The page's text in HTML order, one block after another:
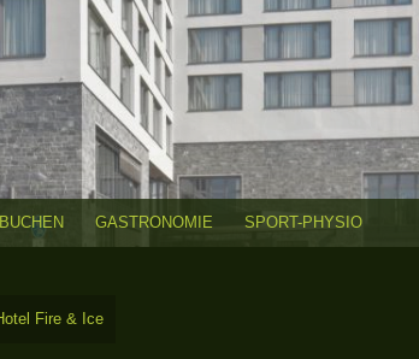
BUCHEN GASTRONOMIE SPORT-PHYSIO
Fire & Ice